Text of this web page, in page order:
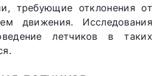
требующие отклонения от
движения. Исследования
летчиков в таких